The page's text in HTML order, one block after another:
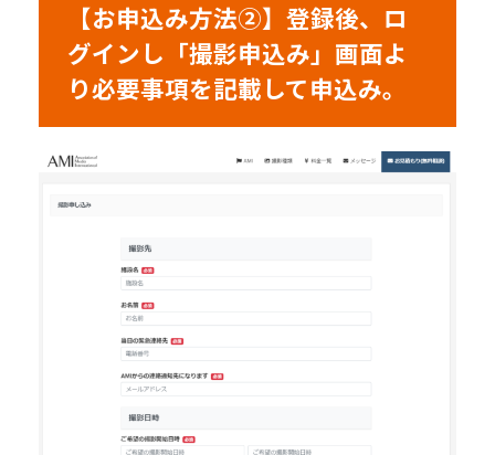
【お申込み方法②】登録後、ロ
グインし「撮影申込み」画面よ
り必要事項を記載して申込み。